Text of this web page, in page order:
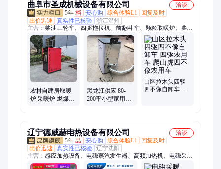
曲阜市圣成机械设备有限公司
洽谈
5年 档 安心购 综合体验L1
回复及时
出价迅速
真实性已核验 浙江温州
主营： 柴油三轮车、四驱拖拉机、前翻斗车、颗粒取暖炉、柴油
翻斗车、液压打包机、饲料粉碎机、四驱农用车、四不像拖拉
机、工程自卸三轮车、柴油自卸三轮车、废纸打包机
农村自建房取暖
炉 采暖炉 燃煤家
黑龙江供应 80-
200平小型家用燃
山区拉木头四驱
四不像自卸车 四
辽宁德威赫电热设备有限公司
洽谈
5年 品 安心购 综合体验L1
回复及时
出价迅速
真实性已核验 辽宁沈阳
主营： 感应加热设备、电磁蒸汽发生器、高频加热机、电磁采暖
炉、电锅炉、电磁锅炉、电热锅炉、电采暖炉、热水锅炉、电取